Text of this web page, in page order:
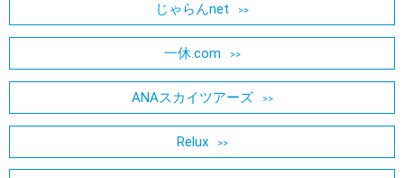
じゃらんnet
一休.com
ANAスカイツアーズ
Relux